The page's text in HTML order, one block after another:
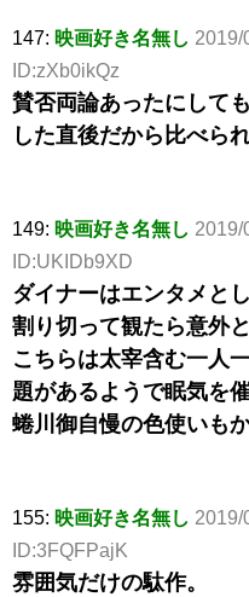
147: 映画好き名無し 2019/
ID:zXb0ikQz
賛否両論あったにして
した直後だから比べら
149: 映画好き名無し 2019/
ID:UKIDb9XD
ダイナーはエンタメと
割り切って観たら意外
こちらは太宰含む一人
題があるようで眠気を
蜷川御自慢の色使いも
155: 映画好き名無し 2019/
ID:3FQFPajK
雰囲気だけの駄作。